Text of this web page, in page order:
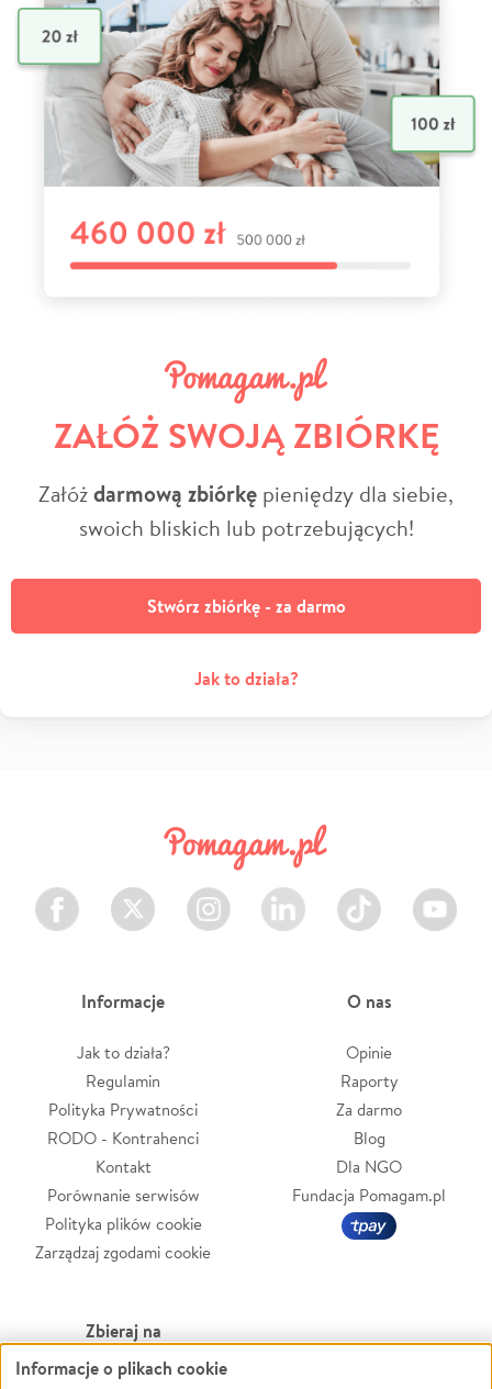
ZAŁÓŻ SWOJĄ ZBIÓRKĘ
Załóżdarmową zbiórkę pieniędzy dla siebie,
swoich bliskich lub potrzebujących!
Stwórz zbiórkę - za darmo
Jak to działa?
Facebook Twitter Instagram LinkedIn TikTok Youtube
Informacje
Jak to działa?
Regulamin
Polityka Prywatności
RODO - Kontrahenci
Kontakt
Porównanie serwisów
Polityka plików cookie
Zarządzaj zgodami cookie
O nas
Opinie
Raporty
Za darmo
Blog
Dla NGO
Fundacja Pomagam.pl
Zbieraj na
Leczenie
Informacje o plikach cookie